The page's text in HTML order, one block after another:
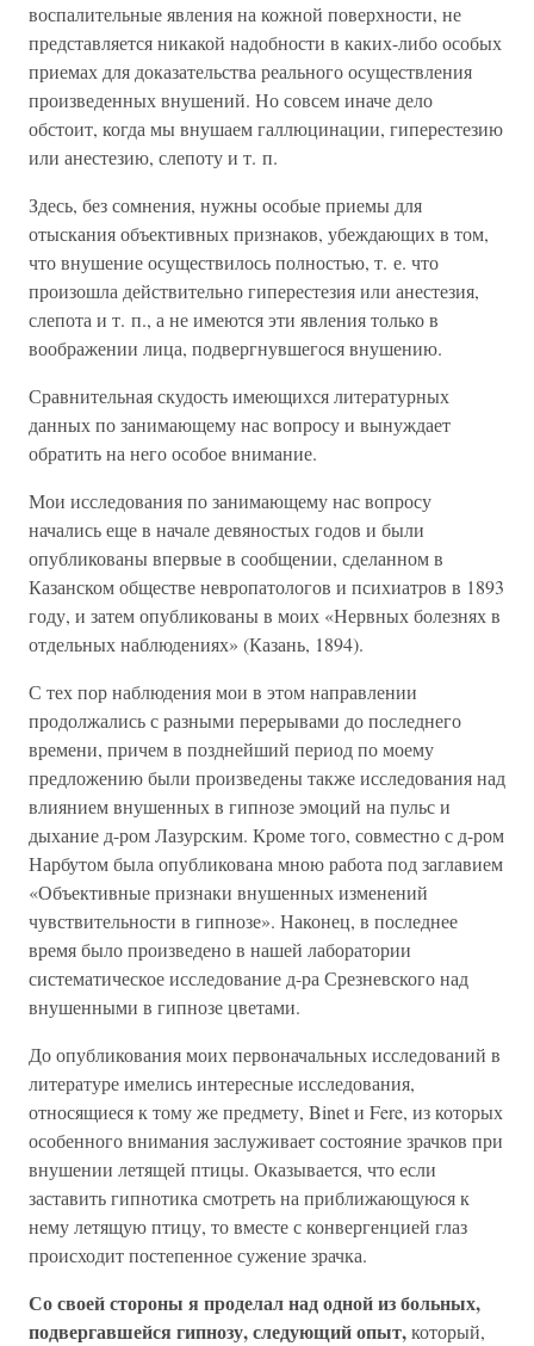
воспалительные явления на кожной поверхности, не
представляется никакой надобности в каких-либо особых
приемах для доказательства реального осуществления
произведенных внушений. Но совсем иначе дело
обстоит, когда мы внушаем галлюцинации, гиперестезию
или анестезию, слепоту и т. п.
Здесь, без сомнения, нужны особые приемы для
отыскания объективных признаков, убеждающих в том,
что внушение осуществилось полностью, т. е. что
произошла действительно гиперестезия или анестезия,
слепота и т. п., а не имеются эти явления только в
воображении лица, подвергнувшегося внушению.
Сравнительная скудость имеющихся литературных
данных по занимающему нас вопросу и вынуждает
обратить на него особое внимание.
Мои исследования по занимающему нас вопросу
начались еще в начале девяностых годов и были
опубликованы впервые в сообщении, сделанном в
Казанском обществе невропатологов и психиатров в 1893
году, и затем опубликованы в моих «Нервных болезнях в
отдельных наблюдениях» (Казань, 1894).
С тех пор наблюдения мои в этом направлении
продолжались с разными перерывами до последнего
времени, причем в позднейший период по моему
предложению были произведены также исследования над
влиянием внушенных в гипнозе эмоций на пульс и
дыхание д-ром Лазурским. Кроме того, совместно с д-ром
Нарбутом была опубликована мною работа под заглавием
«Объективные признаки внушенных изменений
чувствительности в гипнозе». Наконец, в последнее
время было произведено в нашей лаборатории
систематическое исследование д-ра Срезневского над
внушенными в гипнозе цветами.
До опубликования моих первоначальных исследований в
литературе имелись интересные исследования,
относящиеся к тому же предмету, Binеt и Fere, из которых
особенного внимания заслуживает состояние зрачков при
внушении летящей птицы. Оказывается, что если
заставить гипнотика смотреть на приближающуюся к
нему летящую птицу, то вместе с конвергенцией глаз
происходит постепенное сужение зрачка.
Со своей стороны я проделал над одной из больных,
подвергавшейся гипнозу, следующий опыт,который,